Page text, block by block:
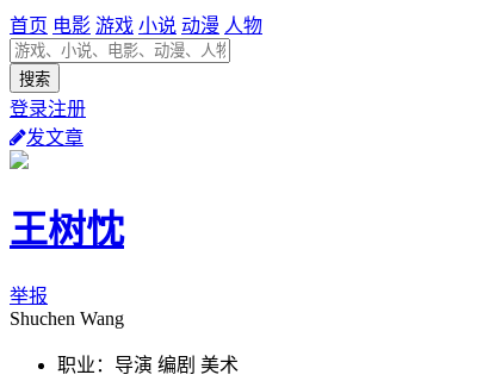
首页 电影 游戏 小说 动漫 人物
登录注册
发文章
王树忱
举报
Shuchen Wang
职业：导演 编剧 美术